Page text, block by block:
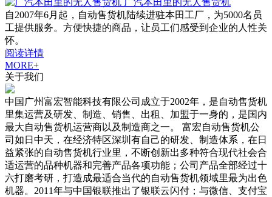
广汽本田里的无人售货机
自2007年6月起，自动售货机陆续进驻本田工厂，为5000名员
工提供服务。方便快捷的商品，让员工们感受到企业的人性关
怀。
阅读详情
MORE+
关于我们
中国广州富宏智能科技有限公司成立于2002年，是自动售货机
里集运营及研发、制造、销售、出租、加盟于一身的，是国内
最大自动售货机运营商以及制造商之一。 富宏自动售货机公
司如日中天，在经济特区深圳有自己的研发、制造体系，在日
益紧张的自动售货机行业里，不断创新出多种符合现代社会合
适运营的品种机器和完善产品各项功能；公司产品全部经过十
六打磨考研，打造成最适合当代的自动售货机领域里最为出色
机器。2011年与中国银联推出了银联云闪付；与微信、支付宝